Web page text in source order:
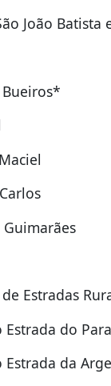
João Batista
Estradas
do
da